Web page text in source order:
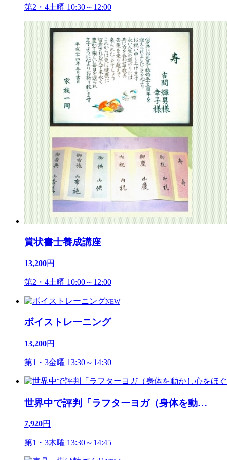
第2・4土曜 10:30～12:00
賞状書士養成講座
13,200円
第2・4土曜 10:00～12:00
NEW
ボイストレーニング
13,200円
第1・3金曜 13:30～14:30
世界中で評判「ラフターヨガ（身体を動…
7,920円
第1・3木曜 13:30～14:45